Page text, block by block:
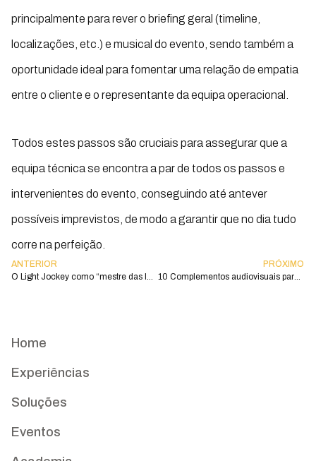
principalmente para rever o briefing geral (timeline,
localizações, etc.) e musical do evento, sendo também a
oportunidade ideal para fomentar uma relação de empatia
entre o cliente e o representante da equipa operacional.
Todos estes passos são cruciais para assegurar que a
equipa técnica se encontra a par de todos os passos e
intervenientes do evento, conseguindo até antever
possíveis imprevistos, de modo a garantir que no dia tudo
corre na perfeição.
ANTERIOR
O Light Jockey como “mestre das luzes”
PRÓXIMO
10 Complementos audiovisuais para o seu evento
Home
Experiências
Soluções
Eventos